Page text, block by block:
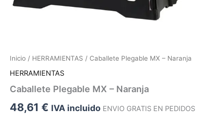
Inicio / HERRAMIENTAS / Caballete Plegable MX – Naranja
HERRAMIENTAS
Caballete Plegable MX – Naranja
48,61 € IVA incluido ENVIO GRATIS EN PEDIDOS